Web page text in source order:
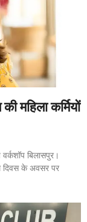
महिला कर्मियों
बिलासपुर।
दिवस के अवसर पर